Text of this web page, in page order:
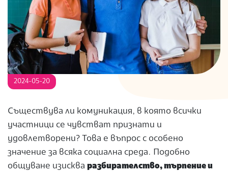
2024-05-20
Съществува ли комуникация, в която всички
участници се чувстват признати и
удовлетворени? Това е въпрос с особено
значение за всяка социална среда. Подобно
общуване изисква разбирателство, търпение и